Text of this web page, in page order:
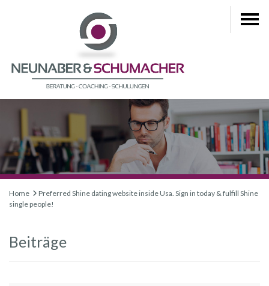
Home
Preferred Shine dating website inside Usa. Sign in today & fulfill Shine
single people!
Beiträge